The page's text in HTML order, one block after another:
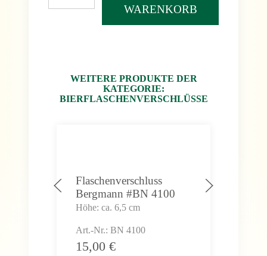
WARENKORB
WEITERE PRODUKTE DER
KATEGORIE:
BIERFLASCHENVERSCHLÜSSE
Flaschenverschluss
Bergmann #BN 4100
Höhe: ca. 6,5 cm
Art.-Nr.: BN 4100
15,00 €